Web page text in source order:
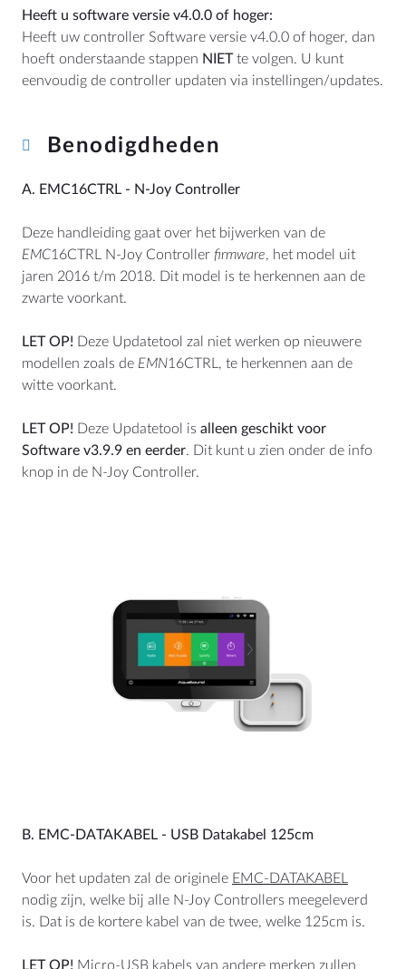
Heeft u software versie v4.0.0 of hoger:
Heeft uw controller Software versie v4.0.0 of hoger, dan
hoeft onderstaande stappen NIETte volgen. U kunt
eenvoudig de controller updaten via instellingen/updates.
Benodigdheden
A. EMC16CTRL - N-Joy Controller
Deze handleiding gaat over het bijwerken van de
EMC16CTRL N-Joy Controller firmware, het model uit
jaren 2016 t/m 2018. Dit model is te herkennen aan de
zwarte voorkant.
LET OP! Deze Updatetool zal niet werken op nieuwere
modellen zoals de EMN16CTRL, te herkennen aan de
witte voorkant.
LET OP! Deze Updatetool is alleen geschikt voor
Software v3.9.9 en eerder. Dit kunt u zien onder de info
knop in de N-Joy Controller.
B. EMC-DATAKABEL - USB Datakabel 125cm
Voor het updaten zal de originele EMC-DATAKABEL
nodig zijn, welke bij alle N-Joy Controllers meegeleverd
is. Dat is de kortere kabel van de twee, welke 125cm is.
LET OP! Micro-USB kabels van andere merken zullen
CONTACT
AquaSound
Habraken 2145
Nederland
KVK: 17109745
BTW: NL807514755B01
+31 (0)40 253 4205
info@aquasound.eu
LOCATIE
Deutschland